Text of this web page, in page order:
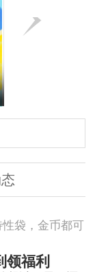
袋，金币都可
领福利